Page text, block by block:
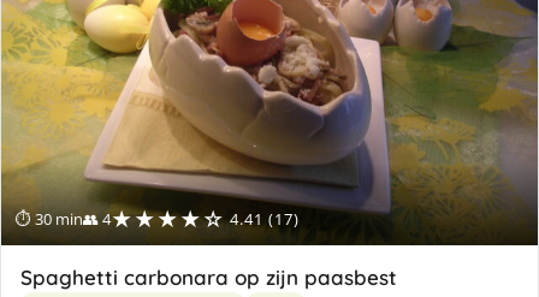
⏱ 30 min👥 4★★★★☆ 4.41 (17)
Spaghetti carbonara op zijn paasbest